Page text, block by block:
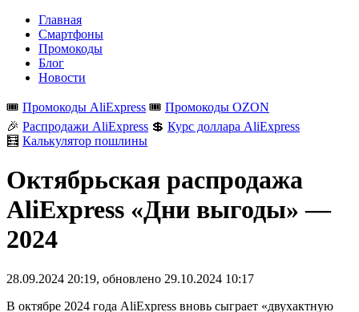
Главная
Смартфоны
Промокоды
Блог
Новости
🎟️ Промокоды AliExpress 🎟️ Промокоды OZON
🎉 Распродажи AliExpress 💲 Курс доллара AliExpress
🧮 Калькулятор пошлины
Октябрьская распродажа
AliExpress «Дни выгоды» —
2024
28.09.2024 20:19, обновлено 29.10.2024 10:17
В октябре 2024 года AliExpress вновь сыграет «двухактную